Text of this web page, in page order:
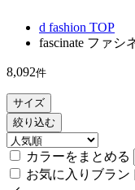
d fashion TOP
fascinate ファシ
8,092件
サイズ
絞り込む
カラーをまとめる
お気に入りブラン